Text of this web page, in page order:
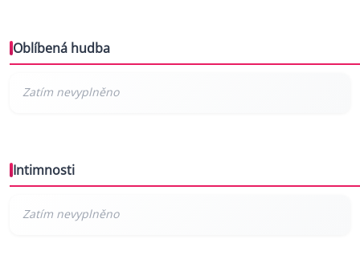
Oblíbená hudba
Intimnosti